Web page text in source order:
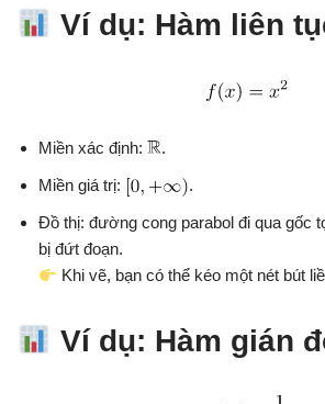
Ví dụ: Hàm liên
Miền xác định:
.
Miền giá trị:
.
Đồ thị: đường cong parabol đi qua gốc
bị đứt đoạn.
Khi vẽ, bạn có thể kéo một nét bút
Ví dụ: Hàm gián